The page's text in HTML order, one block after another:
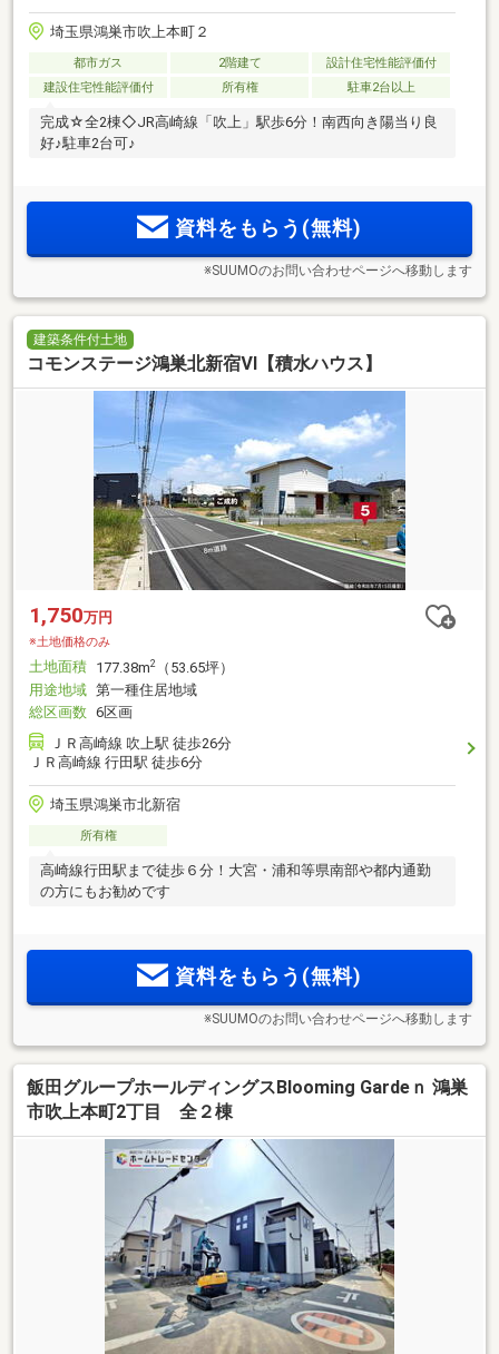
埼玉県鴻巣市吹上本町２
都市ガス 2階建て
設計住宅性能評価付
建設住宅性能評価付
所有権 駐車2台以上
完成☆全2棟◇JR高崎線「吹上」駅歩6分！南西向き陽当り良
好♪駐車2台可♪
資料をもらう(無料)
※SUUMOのお問い合わせページへ移動します
建築条件付土地
コモンステージ鴻巣北新宿Ⅵ【積水ハウス】
1,750万円
※土地価格のみ
土地面積 177.38m2
（53.65坪）
用途地域 第一種住居地域
総区画数 6区画
ＪＲ高崎線 吹上駅 徒歩26分
ＪＲ高崎線 行田駅 徒歩6分
埼玉県鴻巣市北新宿
所有権
高崎線行田駅まで徒歩６分！大宮・浦和等県南部や都内通勤
の方にもお勧めです
資料をもらう(無料)
※SUUMOのお問い合わせページへ移動します
飯田グループホールディングスBlooming Gardeｎ 鴻巣
市吹上本町2丁目 全２棟